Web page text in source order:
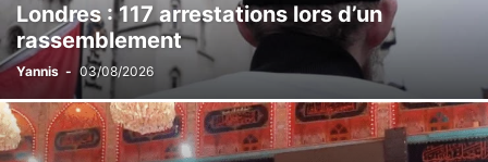
Londres : 117 arrestations lors d’un
rassemblement
Yannis - 03/08/2026